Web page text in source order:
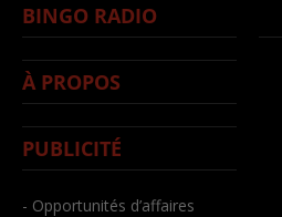
BINGO RADIO
À PROPOS
PUBLICITÉ
- Opportunités d’affaires